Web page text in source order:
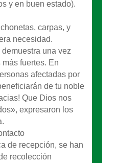
y en buen estado).
carpas, y
necesidad.
una vez
fuertes. En
afectadas por
de tu noble
Que Dios nos
expresaron los
de recepción, se han
recolección